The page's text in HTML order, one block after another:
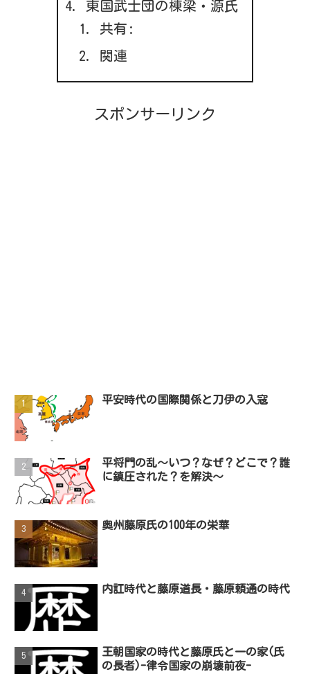
東国武士団の棟梁・源氏
共有:
関連
スポンサーリンク
平安時代の国際関係と刀伊の入寇
平将門の乱～いつ？なぜ？どこで？誰
に鎮圧された？を解決～
奥州藤原氏の100年の栄華
内訌時代と藤原道長・藤原頼通の時代
王朝国家の時代と藤原氏と一の家(氏
の長者)-律令国家の崩壊前夜-